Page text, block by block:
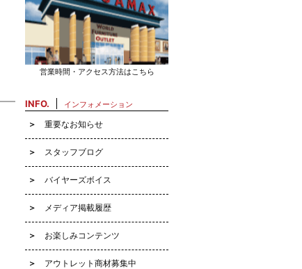
営業時間・アクセス方法はこちら
INFO. インフォメーション
重要なお知らせ
スタッフブログ
バイヤーズボイス
メディア掲載履歴
お楽しみコンテンツ
アウトレット商材募集中